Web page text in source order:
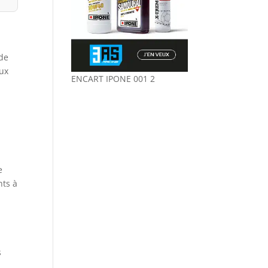
à
ENCART IPONE 001 2